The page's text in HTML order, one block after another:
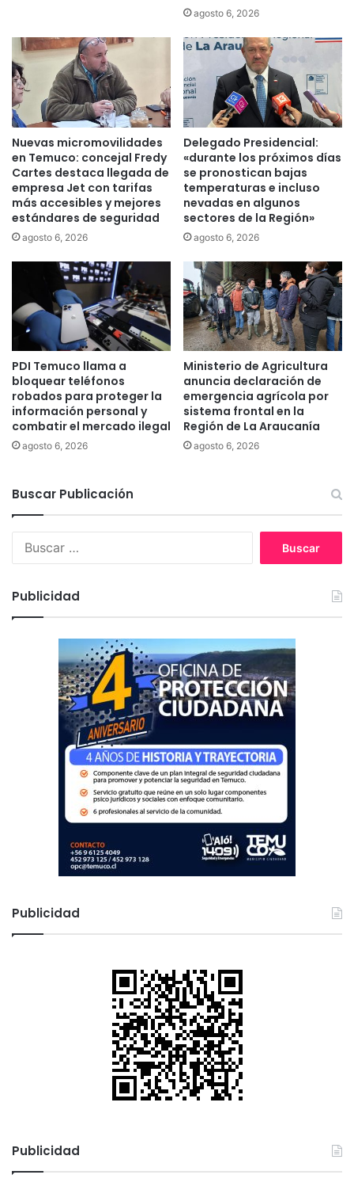
p
a
s
a
a
s
u
r
b
a
e
a
c
i
u
d
a
d
C
o
l
i
u
l
agosto 6, 2026
Nuevas micromovilidades
en Temuco: concejal Fredy
Cartes destaca llegada de
empresa Jet con tarifas
más accesibles y mejores
estándares de seguridad
agosto 6, 2026
Delegado Presidencial:
«durante los próximos días
se pronostican bajas
temperaturas e incluso
nevadas en algunos
sectores de la Región»
agosto 6, 2026
PDI Temuco llama a
bloquear teléfonos
robados para proteger la
información personal y
combatir el mercado ilegal
agosto 6, 2026
Ministerio de Agricultura
anuncia declaración de
emergencia agrícola por
sistema frontal en la
Región de La Araucanía
agosto 6, 2026
Buscar Publicación
:
Publicidad
Publicidad
Publicidad